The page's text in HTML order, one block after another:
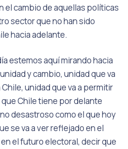
el cambio de aquellas políticas
sector que no han sido
hacia adelante.
estemos aquí mirando hacia
y cambio, unidad que va
unidad que va a permitir
Chile tiene por delante
desastroso como el que hoy
se va a ver reflejado en el
el futuro electoral, decir que